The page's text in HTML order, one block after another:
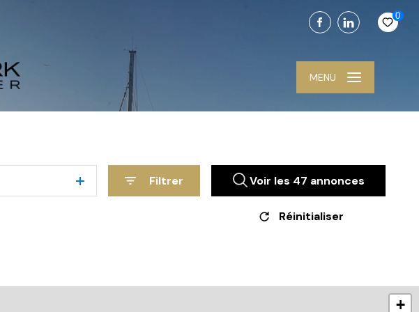
0
MENU
Filtrer Voir les 47 annonces
Réinitialiser
+